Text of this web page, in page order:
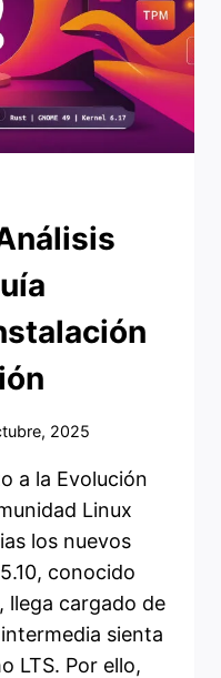
2025
a la Evolución
Linux
los nuevos
conocido
llega cargado de
sienta
LTS. Por ello,